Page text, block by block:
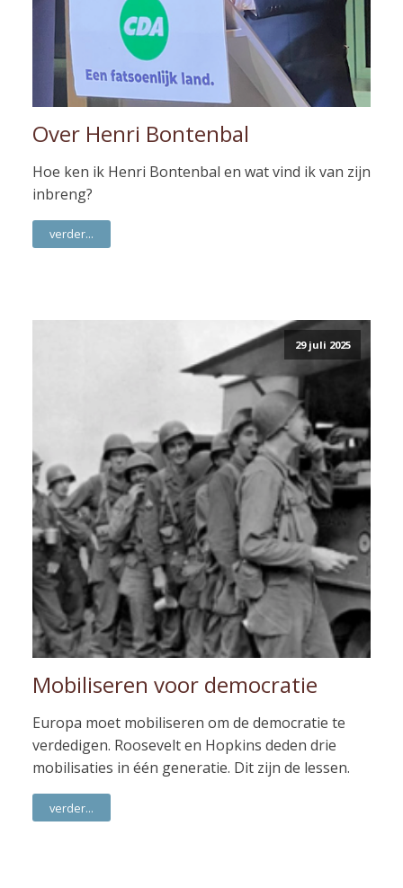
Over Henri Bontenbal
Hoe ken ik Henri Bontenbal en wat vind ik van zijn
inbreng?
verder...
29 juli 2025
Mobiliseren voor democratie
Europa moet mobiliseren om de democratie te
verdedigen. Roosevelt en Hopkins deden drie
mobilisaties in één generatie. Dit zijn de lessen.
verder...